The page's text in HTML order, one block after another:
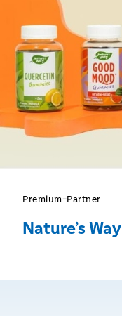
Premium-Partner
Nature’s Way